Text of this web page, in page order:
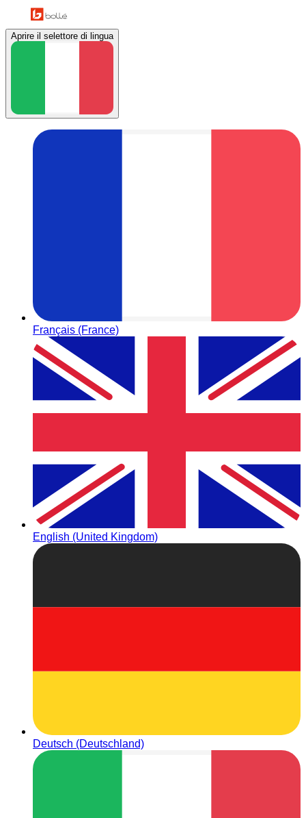
Aprire il selettore di lingua
Français (France)
English (United Kingdom)
Deutsch (Deutschland)